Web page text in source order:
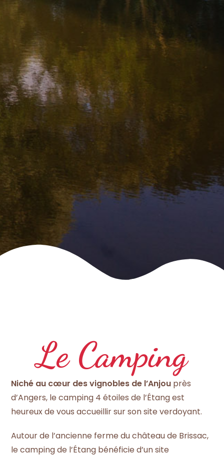
Le Camping
Niché au cœur des vignobles de l’Anjou près
d’Angers, le camping 4 étoiles de l’Étang est
heureux de vous accueillir sur son site verdoyant.
Autour de l’ancienne ferme du château de Brissac,
le camping de l’Étang bénéficie d’un site